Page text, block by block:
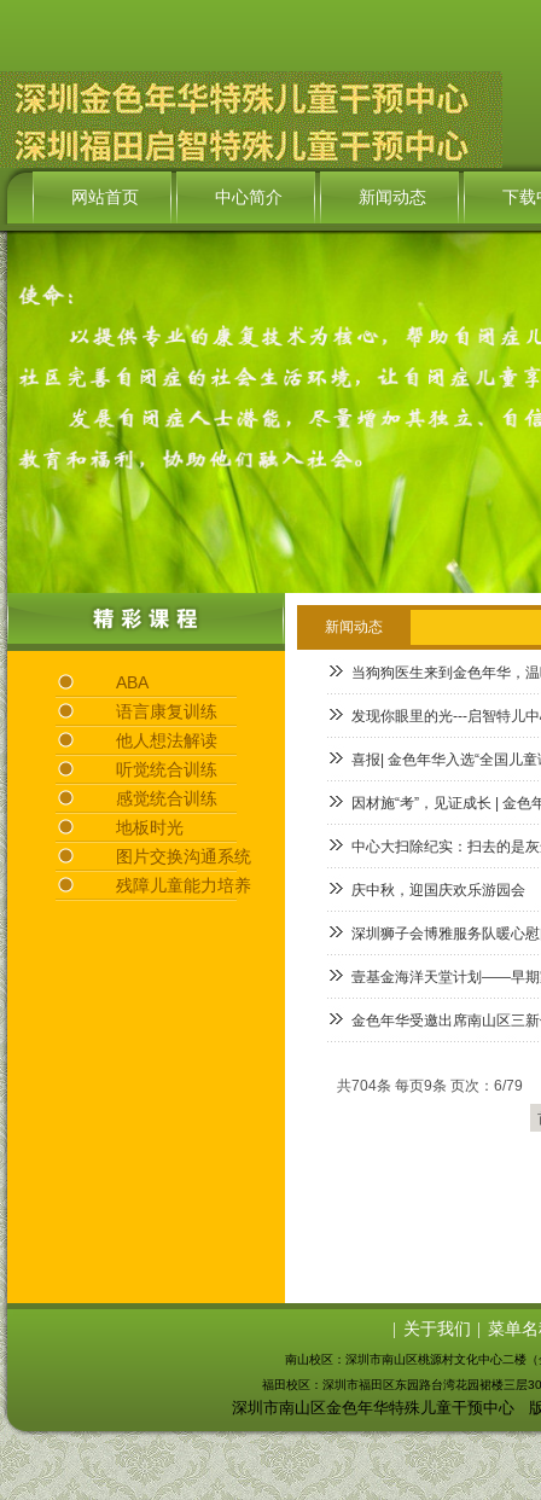
网站首页 中心简介 新闻动态 下载
当狗狗医生来到金色年华，
发现你眼里的光---启智特儿
喜报| 金色年华入选“全国儿
因材施“考”，见证成长 | 金
中心大扫除纪实：扫去的是
庆中秋，迎国庆欢乐游园会
深圳狮子会博雅服务队暖心
壹基金海洋天堂计划——早期
金色年华受邀出席南山区三
共704条 每页9条 页次：6/79
ABA
语言康复训练
他人想法解读
听觉统合训练
感觉统合训练
地板时光
图片交换沟通系统
残障儿童能力培养
新闻动态
关于我们 菜单
南山校区 ：深圳市南山区桃源村文化中心二楼
福田校区： 深圳市福田区东园路台湾花园裙楼三层
深圳市南山区金色年华特殊儿童干预中心